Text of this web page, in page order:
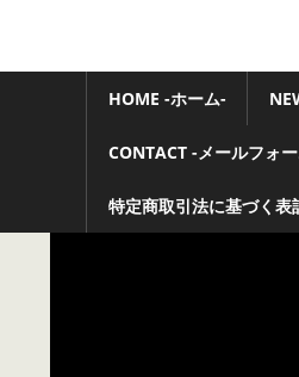
テ
キ
Ovaltone
handmade
effect
HOME -ホーム-
CONTACT -メールフォ
特定商取引法に基づく表